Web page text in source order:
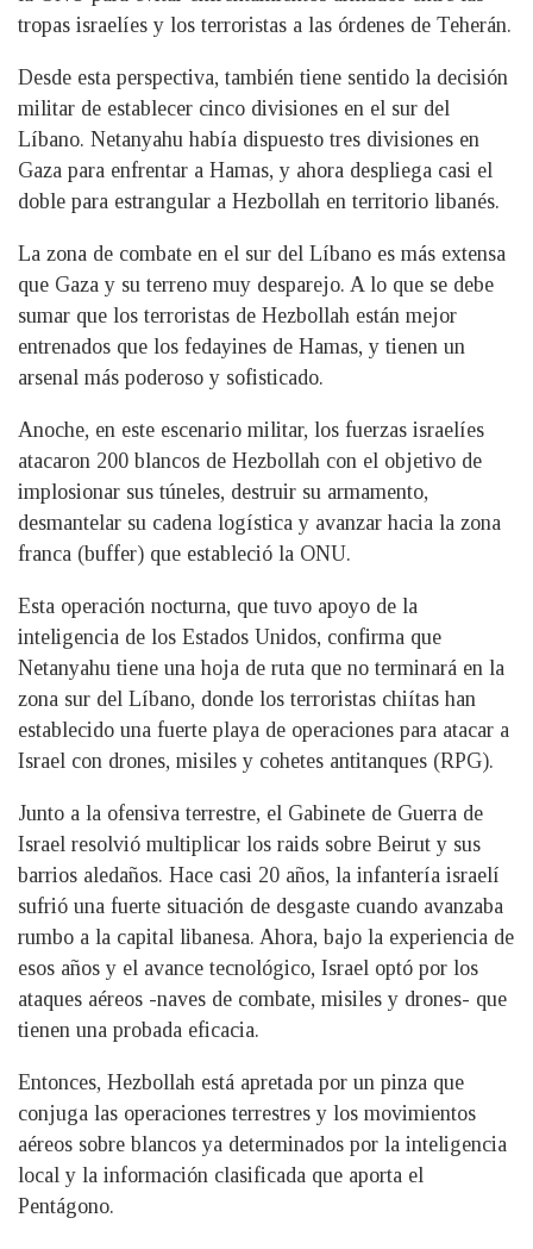
tropas israelíes y los terroristas a las órdenes de Teherán.
Desde esta perspectiva, también tiene sentido la decisión
militar de establecer cinco divisiones en el sur del
Líbano. Netanyahu había dispuesto tres divisiones en
Gaza para enfrentar a Hamas, y ahora despliega casi el
doble para estrangular a Hezbollah en territorio libanés.
La zona de combate en el sur del Líbano es más extensa
que Gaza y su terreno muy desparejo. A lo que se debe
sumar que los terroristas de Hezbollah están mejor
entrenados que los fedayines de Hamas, y tienen un
arsenal más poderoso y sofisticado.
Anoche, en este escenario militar, los fuerzas israelíes
atacaron 200 blancos de Hezbollah con el objetivo de
implosionar sus túneles, destruir su armamento,
desmantelar su cadena logística y avanzar hacia la zona
franca (buffer) que estableció la ONU.
Esta operación nocturna, que tuvo apoyo de la
inteligencia de los Estados Unidos, confirma que
Netanyahu tiene una hoja de ruta que no terminará en la
zona sur del Líbano, donde los terroristas chiítas han
establecido una fuerte playa de operaciones para atacar a
Israel con drones, misiles y cohetes antitanques (RPG).
Junto a la ofensiva terrestre, el Gabinete de Guerra de
Israel resolvió multiplicar los raids sobre Beirut y sus
barrios aledaños. Hace casi 20 años, la infantería israelí
sufrió una fuerte situación de desgaste cuando avanzaba
rumbo a la capital libanesa. Ahora, bajo la experiencia de
esos años y el avance tecnológico, Israel optó por los
ataques aéreos -naves de combate, misiles y drones- que
tienen una probada eficacia.
Entonces, Hezbollah está apretada por un pinza que
conjuga las operaciones terrestres y los movimientos
aéreos sobre blancos ya determinados por la inteligencia
local y la información clasificada que aporta el
Pentágono.